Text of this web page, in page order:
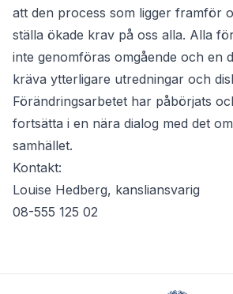
att den process som ligger framför
ställa ökade krav på oss alla. Alla
inte genomföras omgående och en
kräva ytterligare utredningar och
Förändringsarbetet har påbörjats
fortsätta i en nära dialog med det
samhället.
Kontakt:
Louise Hedberg, kansliansvarig
08-555 125 02